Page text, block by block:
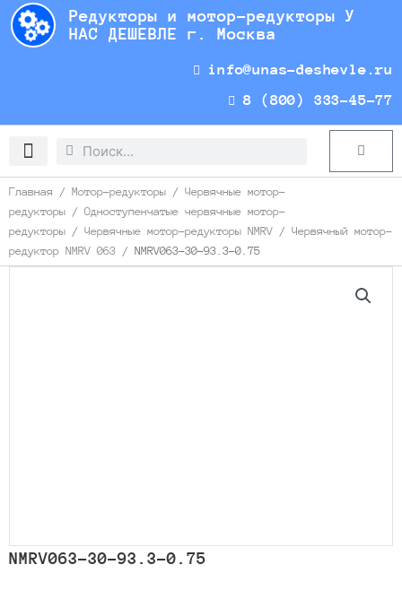
Перейти
содержимому
Редукторы и мотор-редукторы У
НАС ДЕШЕВЛЕ г. Москва
info@unas-deshevle.ru
8 (800) 333-45-77
Search
Search Cart
Главная / Мотор-редукторы / Червячные мотор-
редукторы / Одноступенчатые червячные мотор-
редукторы / Червячные мотор-редукторы NMRV / Червячный мотор-
редуктор NMRV 063 / NMRV063-30-93.3-0.75
NMRV063-30-93.3-0.75